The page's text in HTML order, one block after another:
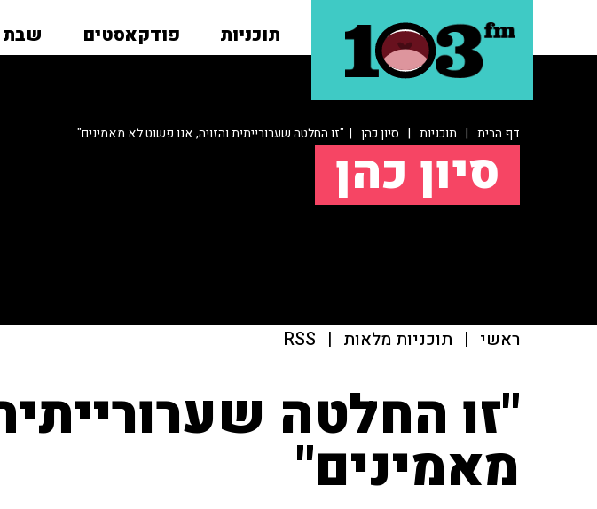
תוכניות פודקאסטים שבת
דף הבית | תוכניות | סיון כהן | "זו החלטה שערורייתית והזויה, אנו פשוט לא מאמינים"
סיון כהן
ראשי | תוכניות מלאות |
RSS
"זו החלטה
מאמינים"